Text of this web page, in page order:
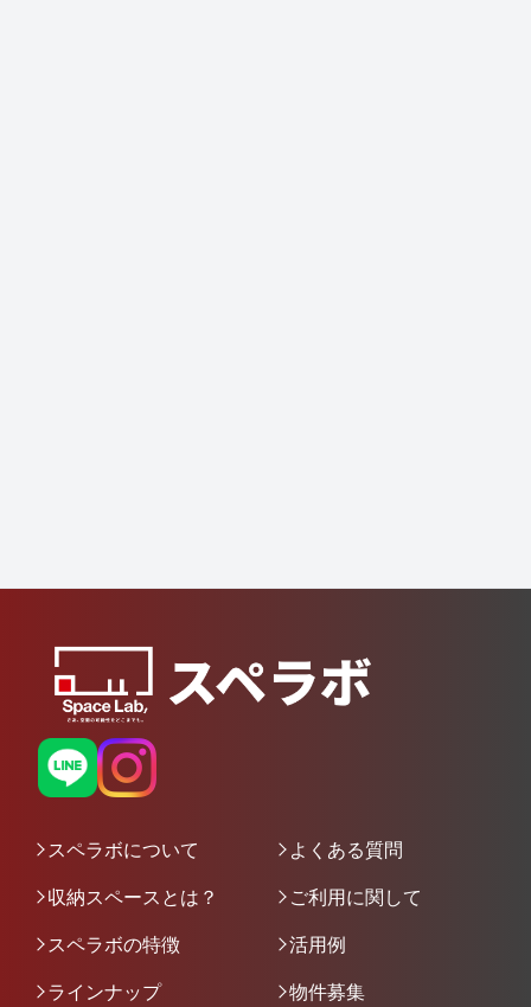
スペラボについて
よくある質問
収納スペースとは？
ご利用に関して
スペラボの特徴
活用例
ラインナップ
物件募集